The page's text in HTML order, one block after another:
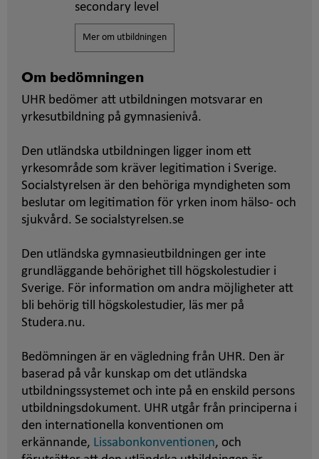
secondary level
Mer om utbildningen
Om bedömningen
UHR bedömer att utbildningen motsvarar en
yrkesutbildning på gymnasienivå.
Den utländska utbildningen ligger inom ett
yrkesområde som kräver legitimation i Sverige.
Socialstyrelsen är den behöriga myndigheten som
beslutar om legitimation för yrken inom hälso- och
sjukvård. Se socialstyrelsen.se
Den utländska gymnasieutbildningen ger inte
grundläggande behörighet till högskolestudier i
Sverige. För information om andra möjligheter att
bli behörig till högskolestudier, läs mer på
Studera.nu.
Bedömningen är en vägledning från UHR. Den är
baserad på vår kunskap om det utländska
utbildningssystemet och inte på en enskild persons
utbildningsdokument. UHR utgår från principerna i
den internationella konventionen om
erkännande, Lissabonkonventionen, och